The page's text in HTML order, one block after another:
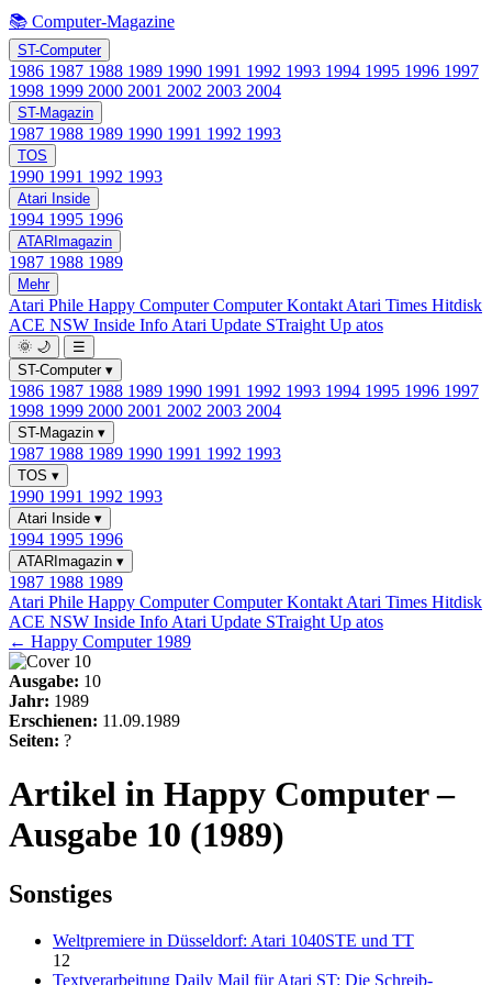
📚 Computer-Magazine
ST-Computer
1986 1987 1988 1989 1990 1991 1992 1993 1994 1995 1996 1997
1998 1999 2000 2001 2002 2003 2004
ST-Magazin
1987 1988 1989 1990 1991 1992 1993
TOS
1990 1991 1992 1993
Atari Inside
1994 1995 1996
ATARImagazin
1987 1988 1989
Mehr
Atari Phile Happy ComputerComputer Kontakt Atari Times Hitdisk
ACE NSW Inside Info Atari Update STraight Up atos
🌞 🌙
☰
ST-Computer ▾
1986 1987 1988 1989 1990 1991 1992 1993 1994 1995 1996 1997
1998 1999 2000 2001 2002 2003 2004
ST-Magazin ▾
1987 1988 1989 1990 1991 1992 1993
TOS ▾
1990 1991 1992 1993
Atari Inside ▾
1994 1995 1996
ATARImagazin ▾
1987 1988 1989
Atari Phile Happy ComputerComputer Kontakt Atari Times Hitdisk
ACE NSW Inside Info Atari Update STraight Up atos
← Happy Computer 1989
Ausgabe: 10
Jahr: 1989
Erschienen: 11.09.1989
Seiten: ?
Artikel in Happy Computer –
Ausgabe 10 (1989)
Sonstiges
Weltpremiere in Düsseldorf: Atari 1040STE und TT
12
Textverarbeitung Daily Mail für Atari ST: Die Schreib-